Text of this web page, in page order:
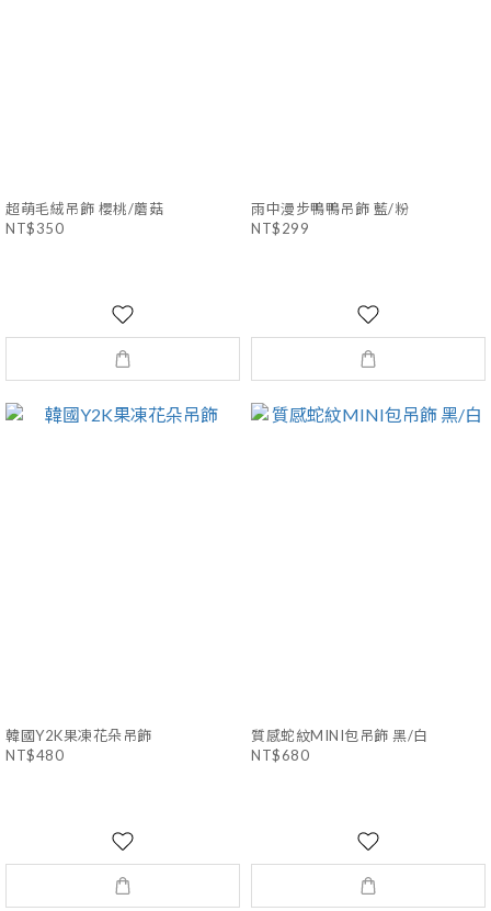
超萌毛絨吊飾 櫻桃/蘑菇
NT$350
雨中漫步鴨鴨吊飾 藍/粉
NT$299
韓國Y2K果凍花朵吊飾
NT$480
質感蛇紋MINI包吊飾 黑/白
NT$680